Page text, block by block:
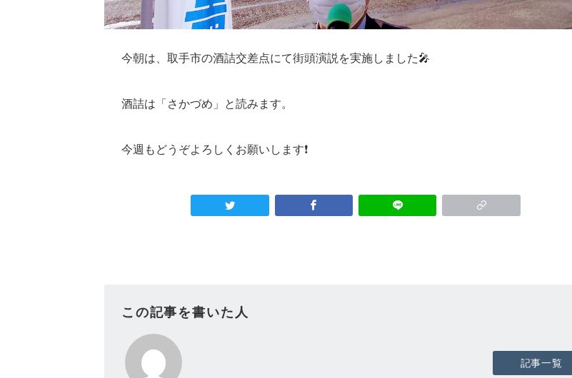
今朝は、取手市の酒詰交差点にて街頭演説を実施しました🎤
酒詰は「さかづめ」と読みます。
今週もどうぞよろしくお願いします❗
この記事を書いた人
記事一覧